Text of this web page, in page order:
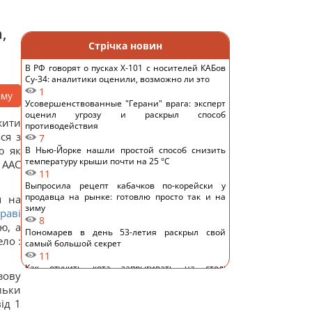
з
як
на
а
:
1
Стрічка новин
В РФ говорят о пусках Х-101 с носителей КАБов
Су-34: аналитики оценили, возможно ли это
1
Усовершенствованные "Герани" врага: эксперт
оценил угрозу и раскрыл способ
противодействия
7
В Нью-Йорке нашли простой способ снизить
температуру крыши почти на 25 °C
11
Выпросила рецепт кабачков по-корейски у
продавца на рынке: готовлю просто так и на
зиму
8
Пономарев в день 53-летия раскрыл свой
самый большой секрет
11
Как отучить кота запрыгивать на стол: